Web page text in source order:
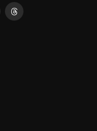
Threads